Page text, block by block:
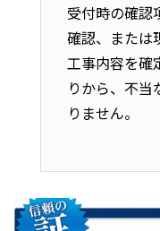
受付時の確認
確認、または
工事内容を確
りから、不当
りません。